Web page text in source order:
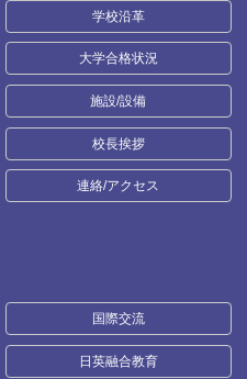
学校沿革
大学合格状況
施設/設備
校長挨拶
連絡/アクセス
国際交流
日英融合教育